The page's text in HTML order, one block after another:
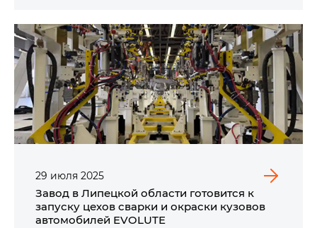
29 июля 2025
Завод в Липецкой области готовится к
запуску цехов сварки и окраски кузовов
автомобилей EVOLUTE